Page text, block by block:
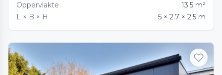
Oppervlakte
13.5 m²
L × B × H
5 × 2.7 × 2.5 m